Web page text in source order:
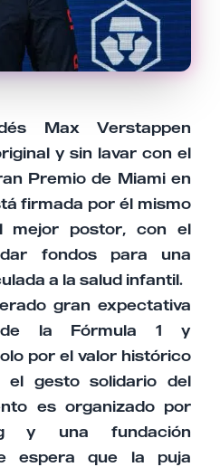
Max Verstappen
y sin lavar con el
Premio de Miami en
firmada por él mismo
mejor postor, con el
fondos para una
a la salud infantil.
gran expectativa
la Fórmula 1 y
por el valor histórico
gesto solidario del
es organizado por
y una fundación
espera que la puja